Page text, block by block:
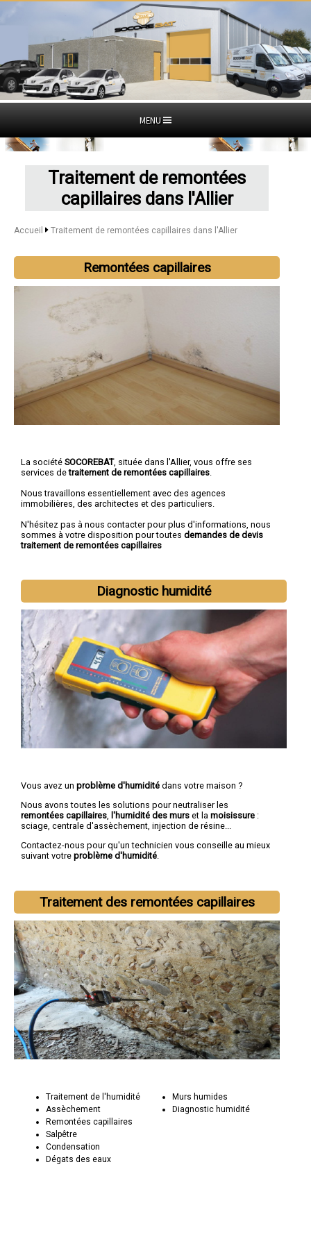
MENU
Traitement de remontées
capillaires dans l'Allier
Accueil Traitement de remontées capillaires dans l'Allier
Remontées capillaires
La société SOCOREBAT, située dans l'Allier, vous offre ses
services detraitement de remontées capillaires
Nous travaillons essentiellement avec des agences
immobilières, des architectes et des particuliers.
N'hésitez pas à nous contacter pour plus d'informations, nous
sommes à votre disposition pour toutes demandes de devis
traitement de remontées capillaires
Diagnostic humidité
Vous avez un problème d'humidité dans votre maison ?
Nous avons toutes les solutions pour neutraliser les
remontées capillaires l'humidité des murs et la moisissure :
sciage, centrale d'assèchement, injection de résine...
Contactez-nous pour qu'un technicien vous conseille au mieux
suivant votre problème d'humidité
Traitement des remontées capillaires
Traitement de l'humidité
Assèchement
Remontées capillaires
Salpêtre
Condensation
Dégats des eaux
Murs humides
Diagnostic humidité